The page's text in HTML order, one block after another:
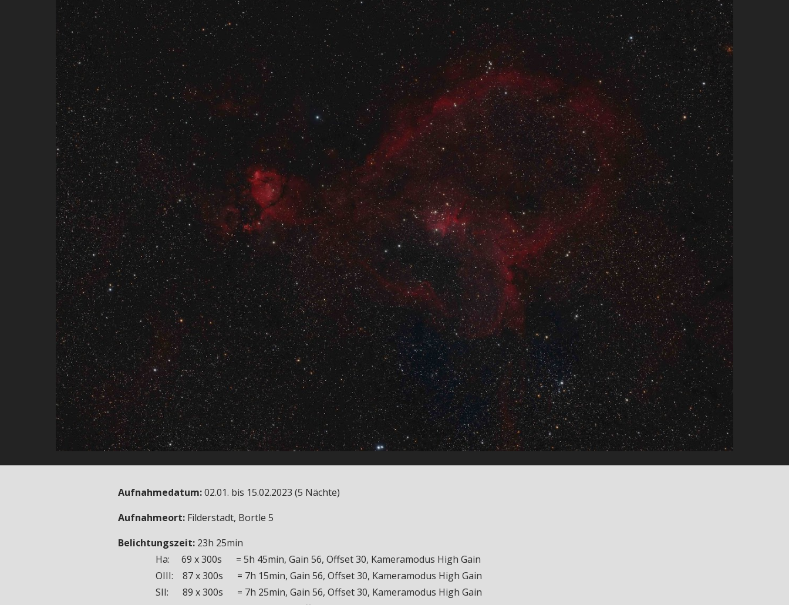
Aufnahmedatum:02.01. bis 15.02.2023 (5 Nächte)
Aufnahmeort: Filderstadt, Bortle 5
Belichtungszeit: 23h 25min
Ha: 69 x 300s = 5h 45min, Gain 56, Offset 30, Kameramodus High Gain
OIII: 87 x 300s = 7h 15min, Gain 56, Offset 30, Kameramodus High Gain
SII: 89 x 300s = 7h 25min, Gain 56, Offset 30, Kameramodus High Gain